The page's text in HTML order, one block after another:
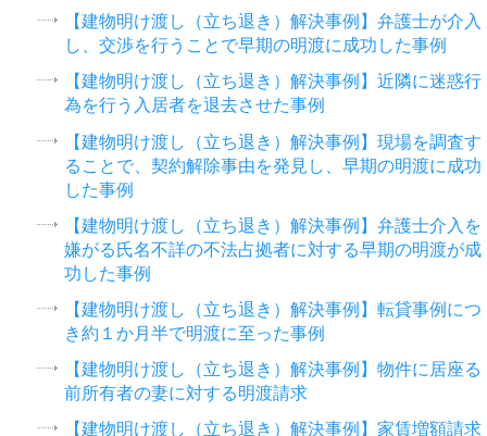
【建物明け渡し（立ち退き）解決事例】弁護士が介入
し、交渉を行うことで早期の明渡に成功した事例
【建物明け渡し（立ち退き）解決事例】近隣に迷惑行
為を行う入居者を退去させた事例
【建物明け渡し（立ち退き）解決事例】現場を調査す
ることで、契約解除事由を発見し、早期の明渡に成功
した事例
【建物明け渡し（立ち退き）解決事例】弁護士介入を
嫌がる氏名不詳の不法占拠者に対する早期の明渡が成
功した事例
【建物明け渡し（立ち退き）解決事例】転貸事例につ
き約１か月半で明渡に至った事例
【建物明け渡し（立ち退き）解決事例】物件に居座る
前所有者の妻に対する明渡請求
【建物明け渡し（立ち退き）解決事例】家賃増額請求